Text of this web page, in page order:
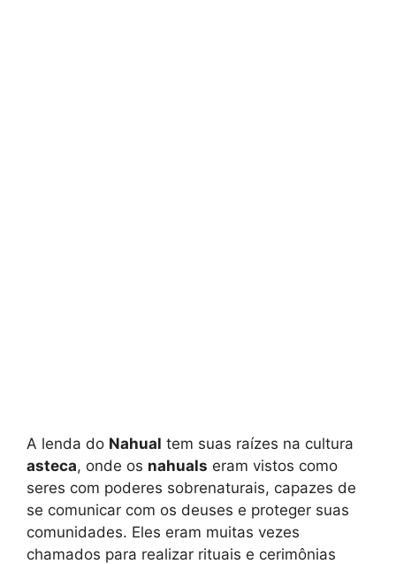
A lenda do Nahual tem suas raízes na cultura
asteca, onde os nahuals eram vistos como
seres com poderes sobrenaturais, capazes de
se comunicar com os deuses e proteger suas
comunidades. Eles eram muitas vezes
chamados para realizar rituais e cerimônias